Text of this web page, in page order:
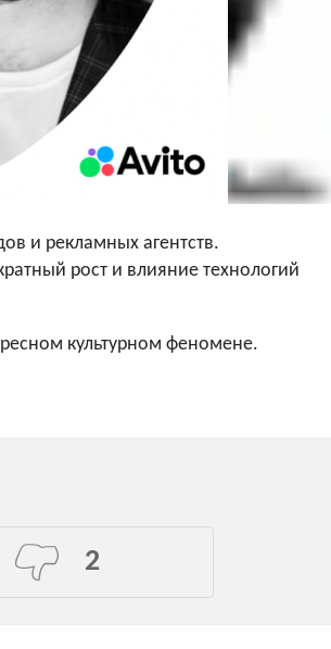
и рекламных агентств.
рост и влияние технологий
культурном феномене.
2